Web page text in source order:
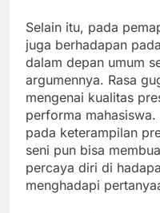
Selain itu, pada
juga berhadapan
dalam depan umum
argumennya. Rasa
mengenai kualitas
performa
pada keterampilan
seni pun bisa
percaya diri di
menghadapi